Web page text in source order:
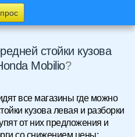
стойки кузова
Mobilio?
все магазины где можно
кузова левая и разборки
от них предложения и
со снижением цены: